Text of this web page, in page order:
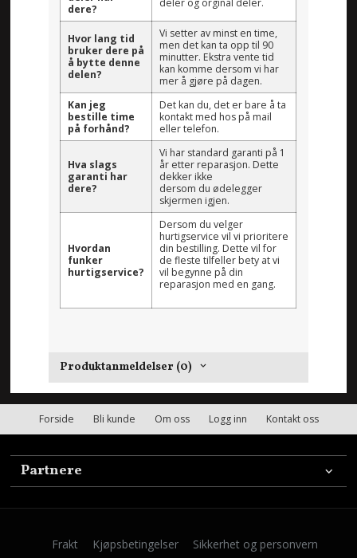
dere?
deler og orginal deler.
Hvor lang tid
bruker dere på
å bytte denne
delen?
Vi setter av minst en time,
men det kan ta opp til 90
minutter. Ekstra vente tid
kan komme dersom vi har
mer å gjøre på dagen.
Kan jeg
bestille time
på forhånd?
Det kan du, det er bare å ta
kontakt med hos på mail
eller telefon.
Hva slags
garanti har
dere?
Vi har standard garanti på 1
år etter reparasjon. Dette
dekker ikke
dersom du ødelegger
skjermen igjen.
Hvordan
funker
hurtigservice?
Dersom du velger
hurtigservice vil vi prioritere
din bestilling. Dette vil for
de fleste tilfeller bety at vi
vil begynne på din
reparasjon med en gang.
Produktanmeldelser (0)
Forside Bli kunde Om oss Logg inn Kontakt oss
Partnere
Frakt Kjøpsbetingelser Sikkerhet og personvern